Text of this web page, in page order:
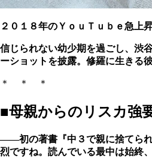
２０１８年のＹｏｕＴｕｂｅ急
信じられない幼少期を過ごし、渋
ーショットを披露。修羅に生きる
＊ ＊ ＊
■母親からのリスカ強
――初の著書『中３で親に捨てら
烈ですね。読んでいる最中は始終